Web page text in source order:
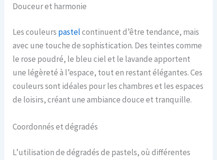
Douceur et harmonie
Les couleurs pastelcontinuent d’être tendance, mais
avec une touche de sophistication. Des teintes comme
le rose poudré, le bleu ciel et le lavande apportent
une légèreté à l’espace, tout en restant élégantes. Ces
couleurs sont idéales pour les chambres et les espaces
de loisirs, créant une ambiance douce et tranquille.
Coordonnés et dégradés
L’utilisation de dégradés de pastels, où différentes